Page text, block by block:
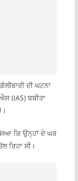
ਦੀ ਘਟਨਾ
(IAS) ਬਬੀਤਾ
ਕਿ ਉਨ੍ਹਾਂ ਦੇ ਘਰ
ਰਿਹਾ ਸੀ।